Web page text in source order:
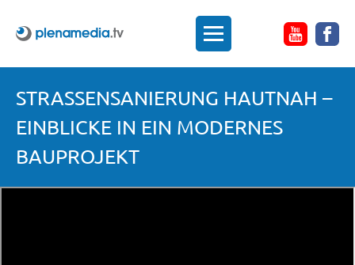
STRASSENSANIERUNG HAUTNAH – E
INBLICKE IN EIN MODERNES B
AUPROJEKT